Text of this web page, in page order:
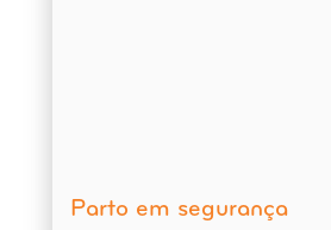
Parto em segurança